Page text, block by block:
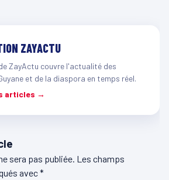
ZAYACTU
ZayActu couvre l'actualité des
et de la diaspora en temps réel.
articles →
sera pas publiée. Les champs
avec*